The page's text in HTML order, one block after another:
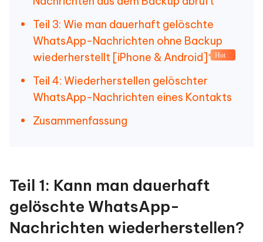
Teil 3: Wie man dauerhaft gelöschte
WhatsApp-Nachrichten ohne Backup
wiederherstellt [iPhone & Android]
Hot
Teil 4: Wiederherstellen gelöschter
WhatsApp-Nachrichten eines Kontakts
Zusammenfassung
Teil 1: Kann man dauerhaft
gelöschte WhatsApp-
Nachrichten wiederherstellen?